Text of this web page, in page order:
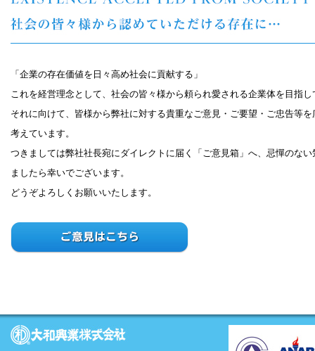
「企業の存在価値を日々高め社会に貢献する」
これを経営理念として、社会の皆々様から頼られ愛される企業体を目指
それに向けて、皆様から弊社に対する貴重なご意見・ご要望・ご忠告等
考えています。
つきましては弊社社長宛にダイレクトに届く「ご意見箱」へ、忌憚のな
ましたら幸いでございます。
どうぞよろしくお願いいたします。